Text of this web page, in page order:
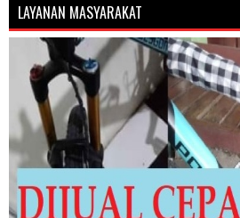
LAYANAN MASYARAKAT